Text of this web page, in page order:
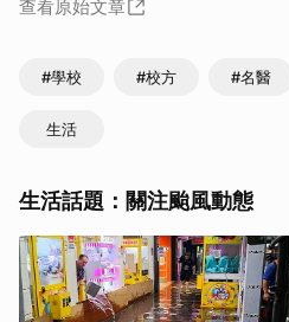
查看原始文章
#學校 #校方 #名醫
生活
生活話題：關注颱風動態